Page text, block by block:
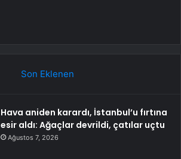
Son Eklenen
Hava aniden karardı, İstanbul’u fırtına
esir aldı: Ağaçlar devrildi, çatılar uçtu
Ağustos 7, 2026